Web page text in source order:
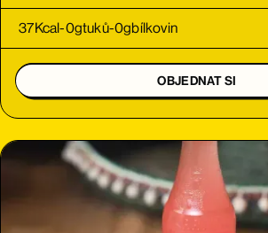
37Kcal-0gtuků-0gbílkovin
OBJEDNAT SI